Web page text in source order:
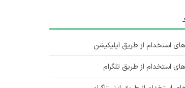
استخدام از طریق اپلیکیشن
استخدام از طریق تلگرام